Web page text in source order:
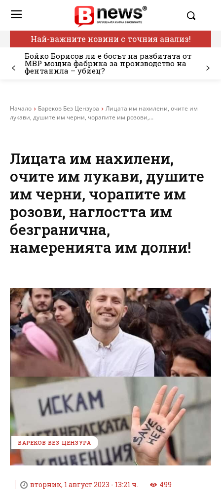
Най-важните новини с точния анализ!
Бойко Борисов ли е босът на разбитата от
МВР мощна фабрика за производство на
фентанила – убиец?
Начало Бареков Без Цензура
Лицата им нахилени, очите им
лукави, душите им черни, чорапите им розови,...
Лицата им нахилени,
очите им лукави, душите
им черни, чорапите им
розови, наглостта им
безгранична,
намеренията им долни!
БАРЕКОВ БЕЗ ЦЕНЗУРА
вторник, 1 август 2023 - 13:21 ч. 499